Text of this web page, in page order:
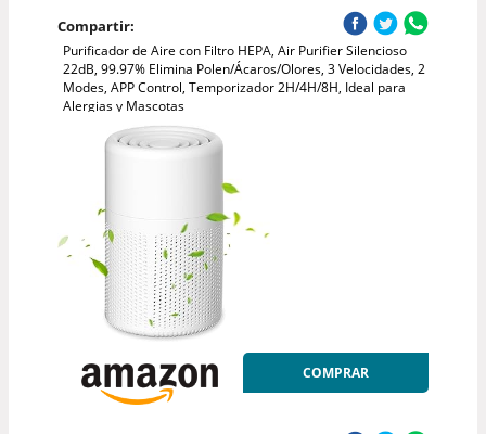
Compartir:
Purificador de Aire con Filtro HEPA, Air Purifier Silencioso
22dB, 99.97% Elimina Polen/Ácaros/Olores, 3 Velocidades, 2
Modes, APP Control, Temporizador 2H/4H/8H, Ideal para
Alergias y Mascotas
COMPRAR